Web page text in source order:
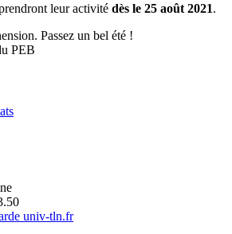
leur activité dès le 25 août 2021.
Passez un bel été !
univ-tln.fr